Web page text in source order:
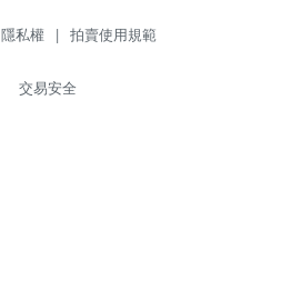
隱私權 | 拍賣使用規範
交易安全